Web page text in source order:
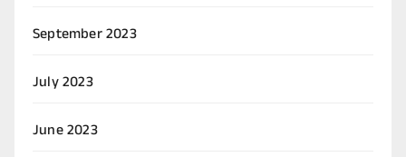
September 2023
July 2023
June 2023